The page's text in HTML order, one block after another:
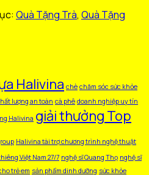
₫.Quà Tặng Trà, Quà Tặng
Halivina chè chăm sóc sức khỏe
lượng an toàn cà phê doanh nghiệp uy tín
Halivina giải thưởng Top
Halivina tài trợ chương trình nghệ thuật
Việt Nam 27/7 nghệ sĩ Quang Thọ nghệ sĩ
trẻ em sản phẩm dinh dưỡng sức khỏe